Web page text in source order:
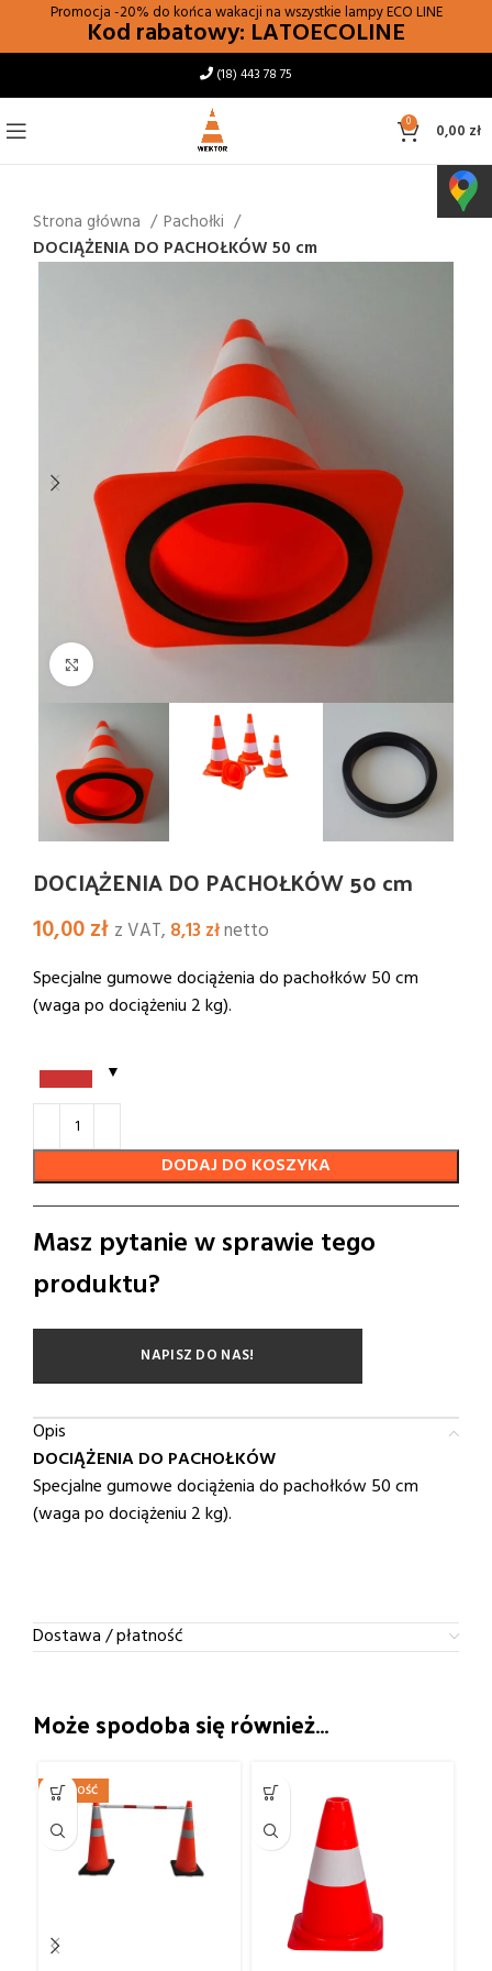
Promocja -20% do końca wakacji na wszystkie lampyECO LINE
Kod rabatowy: LATOECOLINE
(18) 443 78 75
0 0,00 zł
Strona główna
Pachołki
DOCIĄŻENIA DO PACHOŁKÓW 50 cm
DOCIĄŻENIA DO PACHOŁKÓW 50 cm
10,00zł z VAT, 8,13 złnetto
Specjalne gumowe dociążenia do pachołków 50 cm
(waga po dociążeniu 2 kg).
DODAJ DO KOSZYKA
Masz pytanie w sprawie tego
produktu?
NAPISZ DO NAS!
Opis
DOCIĄŻENIA DO PACHOŁKÓW
Specjalne gumowe dociążenia do pachołków 50 cm
(waga po dociążeniu 2 kg).
Dostawa / płatność
Może spodoba się również…
NOWOŚĆ